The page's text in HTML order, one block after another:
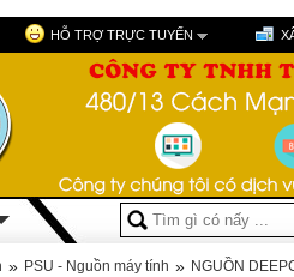
HỖ TRỢ TRỰC TUYẾN
» PSU - Nguồn máy tính » NGUỒN